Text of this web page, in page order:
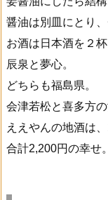
醤油は別皿にとり
お酒は日本酒を２杯
辰泉と夢心。
どちらも福島県。
会津若松と喜多方の
ええやんの地酒は
合計2,200円の幸せ。